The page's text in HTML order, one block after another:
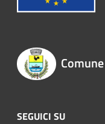
SEGUICI SU